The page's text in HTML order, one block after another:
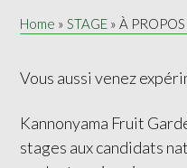
Home » STAGE » À
Vous aussi venez
Kannonyama Fruit
stages aux candidats